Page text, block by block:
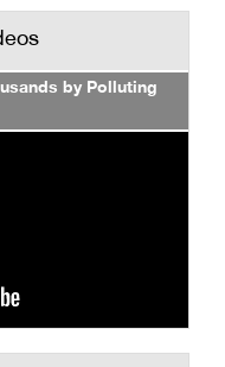
by Polluting